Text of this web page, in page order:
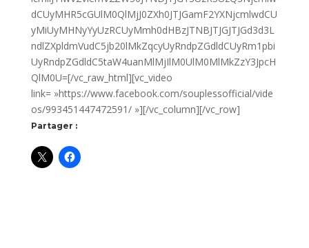
dCUyMHR5cGUlM0QlMjJ0ZXh0JTJGamF2YXNjcmlwdCU
yMiUyMHNyYyUzRCUyMmh0dHBzJTNBJTJGJTJGd3d3L
ndlZXpldmVudC5jb20lMkZqcyUyRndpZGdldCUyRm1pbi
UyRndpZGdldC5taW4uanMlMjIlM0UlM0MlMkZzY3JpcH
QlM0U=[/vc_raw_html][vc_video
link= »https://www.facebook.com/souplessofficial/vide
os/993451447472591/ »][/vc_column][/vc_row]
Partager :